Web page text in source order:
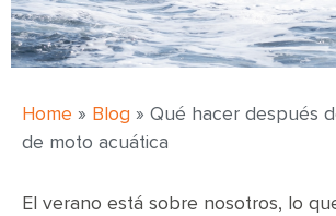
Home » Blog » Qué hacer después
de moto acuática
El verano está sobre nosotros, lo